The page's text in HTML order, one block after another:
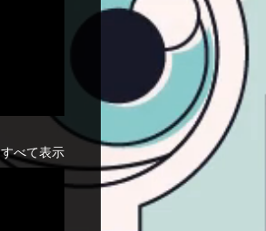
すべて表示